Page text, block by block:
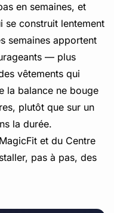
en semaines, et
se construit lentement
semaines apportent
— plus
vêtements qui
la balance ne bouge
plutôt que sur un
la durée.
et du Centre
pas à pas, des